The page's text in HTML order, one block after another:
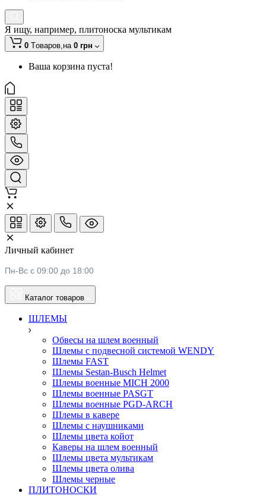
Я ищу, например, плитоноска мультикам
0 Tоваров,на 0 грн
Ваша корзина пуста!
Личный кабинет
Пн-Вс с 09:00 до 18:00
Каталог товаров
ШЛЕМЫ
Обвесы на шлем военный
Шлемы c подвесной системой WENDY
Шлемы FAST
Шлемы Sestan-Busch Helmet
Шлемы военные MICH 2000
Шлемы военные PASGT
Шлемы военные PGD-ARCH
Шлемы в кавере
Шлемы с наушниками
Шлемы цвета койот
Каверы на шлем военный
Шлемы цвета мультикам
Шлемы цвета олива
Шлемы черные
ПЛИТОНОСКИ